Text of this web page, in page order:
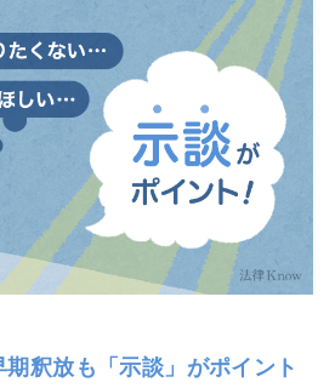
釈放も「示談」がポイント